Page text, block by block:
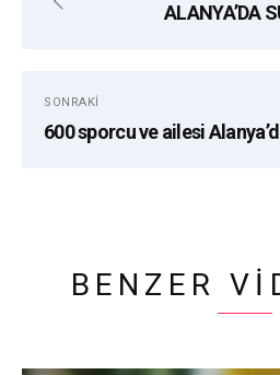
ALANYA’DA
SONRAKI
600 sporcu ve ailesi
BENZER